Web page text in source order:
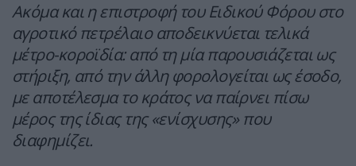
Ακόμα και η επιστροφή του Ειδικού Φόρου στο
αγροτικό πετρέλαιο αποδεικνύεται τελικά
μέτρο-κοροϊδία: από τη μία παρουσιάζεται ως
στήριξη, από την άλλη φορολογείται ως έσοδο,
με αποτέλεσμα το κράτος να παίρνει πίσω
μέρος της ίδιας της «ενίσχυσης» που
διαφημίζει.